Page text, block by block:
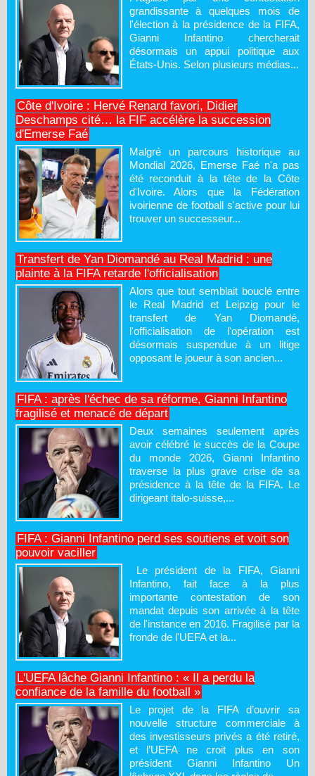
grandissante à quelques mois de
l'élection à la présidence de la FIFA,
Gianni Infantino chercherait
désormais un appui politique aux
États-Unis. Selon plusieurs médias...
Côte d'Ivoire : Hervé Renard favori, Didier
Deschamps cité… la FIF accélère la succession
d'Emerse Faé
Malgré un parcours historique au
Mondial 2026, Emerse Faé n'a pas
été reconduit à la tête de la Côte
d'Ivoire. Alors que la Fédération
ivoirienne de football s'active pour lui
trouver un successeur...
Transfert de Yan Diomandé au Real Madrid : une
plainte à la FIFA retarde l'officialisation
Alors que tout semblait bouclé entre
le Real Madrid et Leipzig pour le
transfert de Yan Diomandé,
l'officialisation de l'opération est
désormais suspendue à un litige
opposant le joueur à son ancien...
FIFA : après l'échec de sa réforme, Gianni Infantino
fragilisé et menacé de départ
Deux semaines seulement après
avoir célébré le succès de la Coupe
du monde 2026, Gianni Infantino
traverse la plus grave crise de sa
présidence à la tête de la FIFA. Le
dirigeant italo-suisse,...
FIFA : Gianni Infantino perd ses soutiens et voit son
pouvoir vaciller
Le président de la FIFA, Gianni
Infantino, fait face à la plus
importante contestation de son
mandat depuis son arrivée à la tête
de l'instance en 2016. Fragilisé par la
fronde de l'UEFA et la...
L'UEFA lâche Gianni Infantino : « Il a perdu la
confiance de la famille du football »
Le projet de la FIFA d’ouvrir sa
nouvelle structure commerciale à
des investisseurs privés a été retiré,
et l’UEFA ne croit plus en son
président Gianni Infantino Un